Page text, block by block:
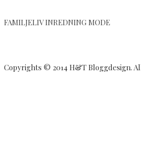
FAMILJELIV INREDNING MODE
Copyrights © 2014 H&T Bloggdesign.